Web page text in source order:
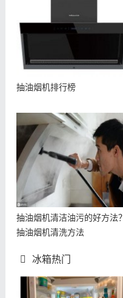
抽油烟机排行榜
抽油烟机清洁油污的好方法？
抽油烟机清洗方法
冰箱热门